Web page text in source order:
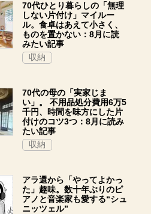
70代ひとり暮らしの「無理
しない片付け」マイルー
ル。食卓はあえて小さく、
ものを置かない：8月に読
みたい記事
収納
70代の母の「実家じま
い」。 不用品処分費用6万5
千円、時間を味方にした片
付けのコツ3つ：8月に読み
たい記事
収納
アラ還から「やってよかっ
た」趣味。数十年ぶりのピ
アノと音楽家も愛する“シュ
ニッツェル”